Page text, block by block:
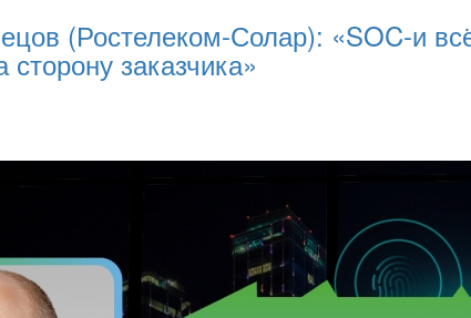
(Ростелеком-Солар): «SOC-и
заказчика»